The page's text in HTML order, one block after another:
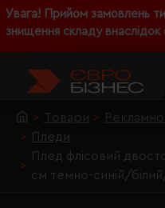
Увага! Прийом замовлень
знищення складу внаслідок
Товари
Пледи
Плед флісовий
см темно-синій/